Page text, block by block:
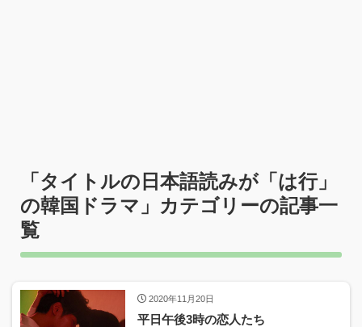
「タイトルの日本語読みが「は行」
の韓国ドラマ」カテゴリーの記事一
覧
2020年11月20日
平日午後3時の恋人たち